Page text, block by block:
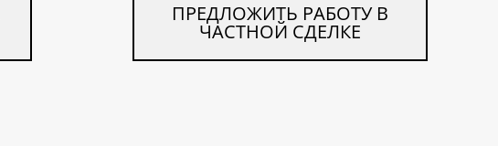
ПРЕДЛОЖИТЬ РАБОТУ В
ЧАСТНОЙ СДЕЛКЕ